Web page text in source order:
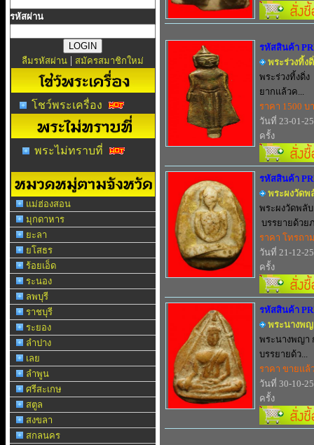
รหัสผ่าน
ลืมรหัสผ่าน | สมัครสมาชิกใหม่
โชว์พระเครื่อง
พระไม่ทราบที่
แม่ฮ่องสอน
มุกดาหาร
ยะลา
ยโสธร
ร้อยเอ็ด
ระนอง
ลพบุรี
ราชบุรี
ระยอง
ลำปาง
เลย
ลำพูน
ศรีสะเกษ
สตูล
สงขลา
สกลนคร
รหัสสินค้า
พระร่วงทิ้ง
พระร่วงทิ้งดิ่
ยากแล้วค...
ราคา 1500 บ
วันที่ 23-01-
ครั้ง
รหัสสินค้า
พระผงวัดพ
พระผงวัดพลั
บรรยายด้วย
ราคา โทรถา
วันที่ 21-12-
ครั้ง
รหัสสินค้า
พระนางพ
พระนางพญา
บรรยายด้ว...
ราคา ขายแล้
วันที่ 30-10-
ครั้ง